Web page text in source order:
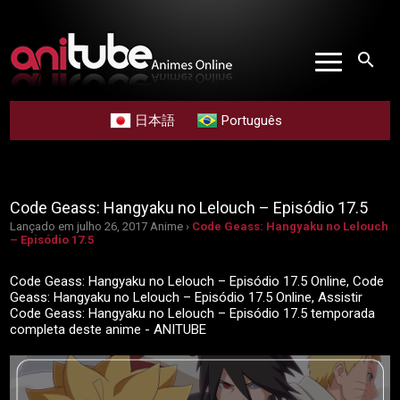
search
日本語 Português
Code Geass: Hangyaku no Lelouch – Episódio 17.5
Lançado em julho 26, 2017 Anime › Code Geass: Hangyaku no Lelouch
– Episódio 17.5
Code Geass: Hangyaku no Lelouch – Episódio 17.5 Online, Code
Geass: Hangyaku no Lelouch – Episódio 17.5 Online, Assistir
Code Geass: Hangyaku no Lelouch – Episódio 17.5 temporada
completa deste anime - ANITUBE